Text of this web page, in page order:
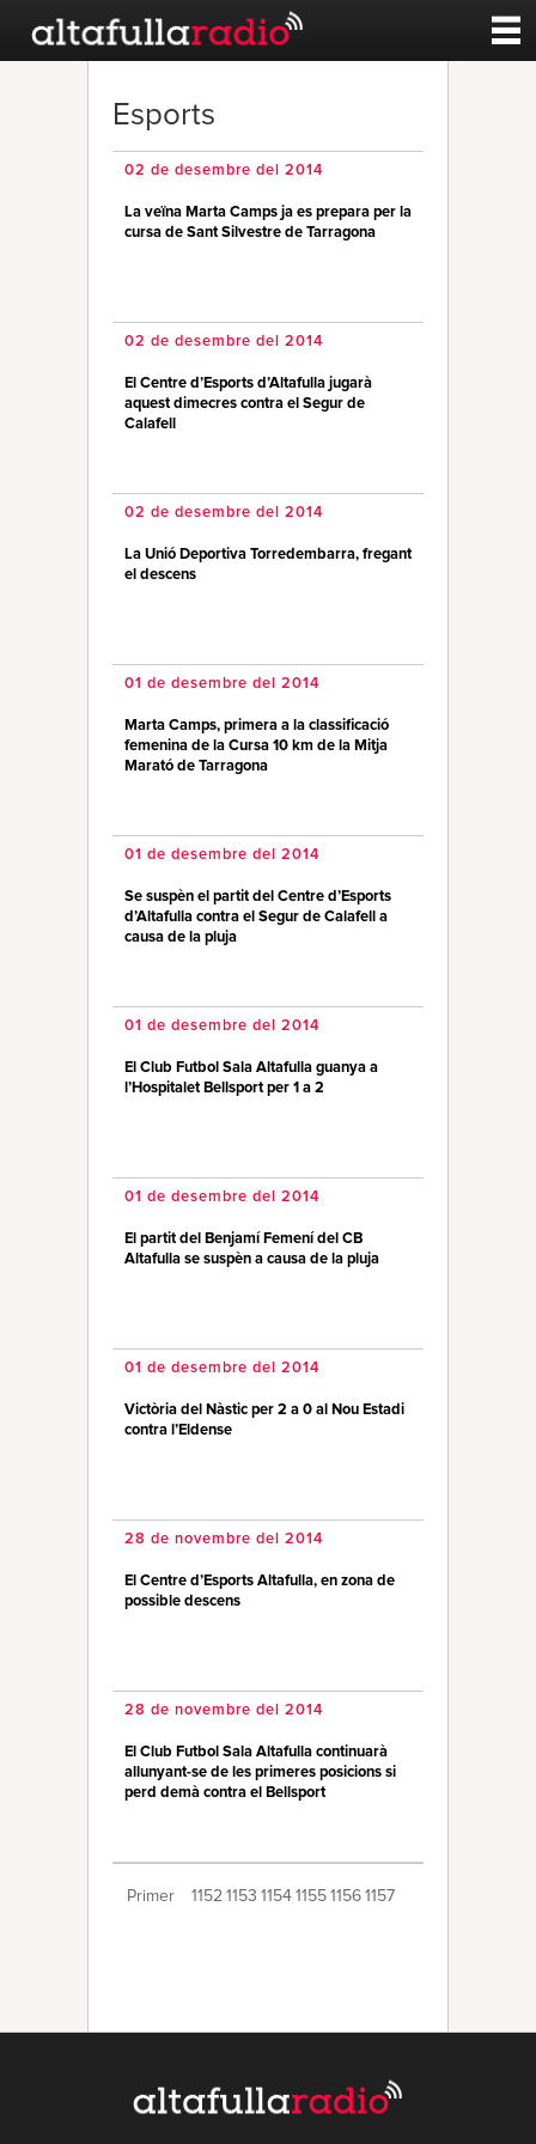
Esports
Qui Som
Esports
02 de desembre del 2014
La veïna Marta Camps ja es prepara per la
cursa de Sant Silvestre de Tarragona
02 de desembre del 2014
El Centre d’Esports d’Altafulla jugarà
aquest dimecres contra el Segur de
Calafell
02 de desembre del 2014
La Unió Deportiva Torredembarra, fregant
el descens
01 de desembre del 2014
Marta Camps, primera a la classificació
femenina de la Cursa 10 km de la Mitja
Marató de Tarragona
01 de desembre del 2014
Se suspèn el partit del Centre d’Esports
d’Altafulla contra el Segur de Calafell a
causa de la pluja
01 de desembre del 2014
El Club Futbol Sala Altafulla guanya a
l’Hospitalet Bellsport per 1 a 2
01 de desembre del 2014
El partit del Benjamí Femení del CB
Altafulla se suspèn a causa de la pluja
01 de desembre del 2014
Victòria del Nàstic per 2 a 0 al Nou Estadi
contra l’Eldense
28 de novembre del 2014
El Centre d’Esports Altafulla, en zona de
possible descens
28 de novembre del 2014
El Club Futbol Sala Altafulla continuarà
allunyant-se de les primeres posicions si
perd demà contra el Bellsport
Primer 1152 1153 1154 1155 1156 1157
1166 1167 1168 1169 1170 Últim